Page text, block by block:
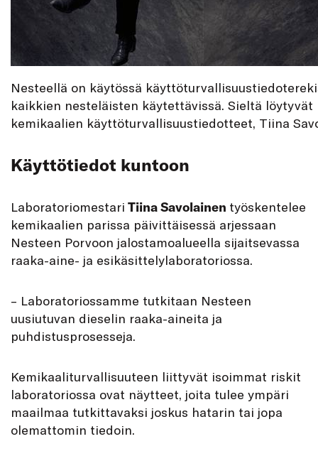
Nesteellä on käytössä
kaikkien nesteläisten käytettävissä. Sieltä löytyvät
kemikaalien käyttöturvallisuustiedotteet, Tiina
Käyttötiedot kuntoon
Laboratoriomestari Tiina Savolainen työskentelee
kemikaalien parissa päivittäisessä arjessaan
Nesteen Porvoon jalostamoalueella sijaitsevassa
raaka-aine- ja esikäsittelylaboratoriossa.
– Laboratoriossamme tutkitaan Nesteen
uusiutuvan dieselin raaka-aineita ja
puhdistusprosesseja.
Kemikaaliturvallisuuteen liittyvät isoimmat riskit
laboratoriossa ovat näytteet, joita tulee ympäri
maailmaa tutkittavaksi joskus hatarin tai jopa
olemattomin tiedoin.